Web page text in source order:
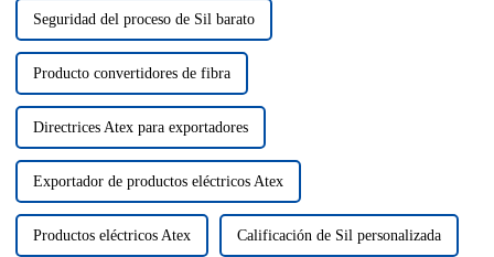
Seguridad del proceso de Sil barato
Producto convertidores de fibra
Directrices Atex para exportadores
Exportador de productos eléctricos Atex
Productos eléctricos Atex Calificación de Sil personalizada